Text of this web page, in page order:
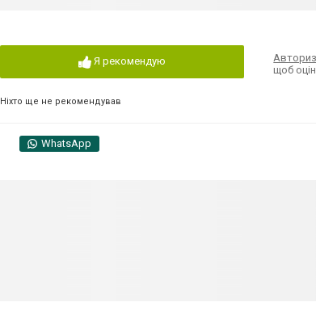
Я рекомендую
Ніхто ще не рекомендував
щоб
WhatsApp